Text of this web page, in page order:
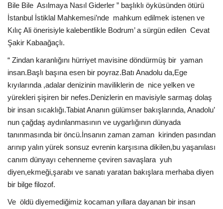
Bile Bile Asılmaya Nasıl Giderler ” başlıklı öyküsünden ötürü
İstanbul İstiklal Mahkemesi’nde mahkum edilmek istenen ve
Kılıç Ali önerisiyle kalebentlikle Bodrum’ a sürgün edilen Cevat
Şakir Kabaağaçlı.
“ Zindan karanlığını hürriyet mavisine döndürmüş bir yaman
insan.Başlı başına esen bir poyraz.Batı Anadolu da,Ege
kıyılarında ,adalar denizinin maviliklerin de nice yelken ve
yürekleri şişiren bir nefes.Denizlerin en mavisiyle sarmaş dolaş
bir insan sıcaklığı.Tabiat Ananın gülümser bakışlarında, Anadolu’
nun çağdaş aydınlanmasının ve uygarlığının dünyada
tanınmasında bir öncü.İnsanın zaman zaman kirinden pasından
arınıp yalın yürek sonsuz evrenin karşısına dikilen,bu yaşanılası
canım dünyayı cehenneme çeviren savaşlara yuh
diyen,ekmeği,şarabı ve sanatı yaratan bakışlara merhaba diyen
bir bilge filozof.
Ve öldü diyemediğimiz kocaman yıllara dayanan bir insan